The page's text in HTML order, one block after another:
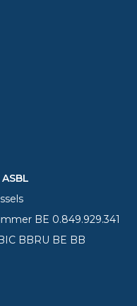
BE 0.849.929.341
BBRU BE BB